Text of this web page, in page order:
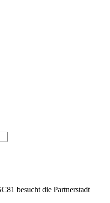
besucht die Partnerstadt